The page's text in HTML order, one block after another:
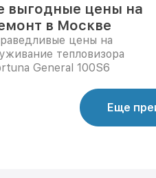
выгодные цены на
в Москве
цены на
тепловизора
General 100S6
Еще